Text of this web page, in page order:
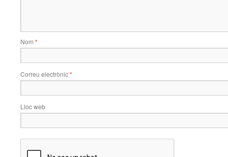
Nom *
Correu electrònic*
Lloc web